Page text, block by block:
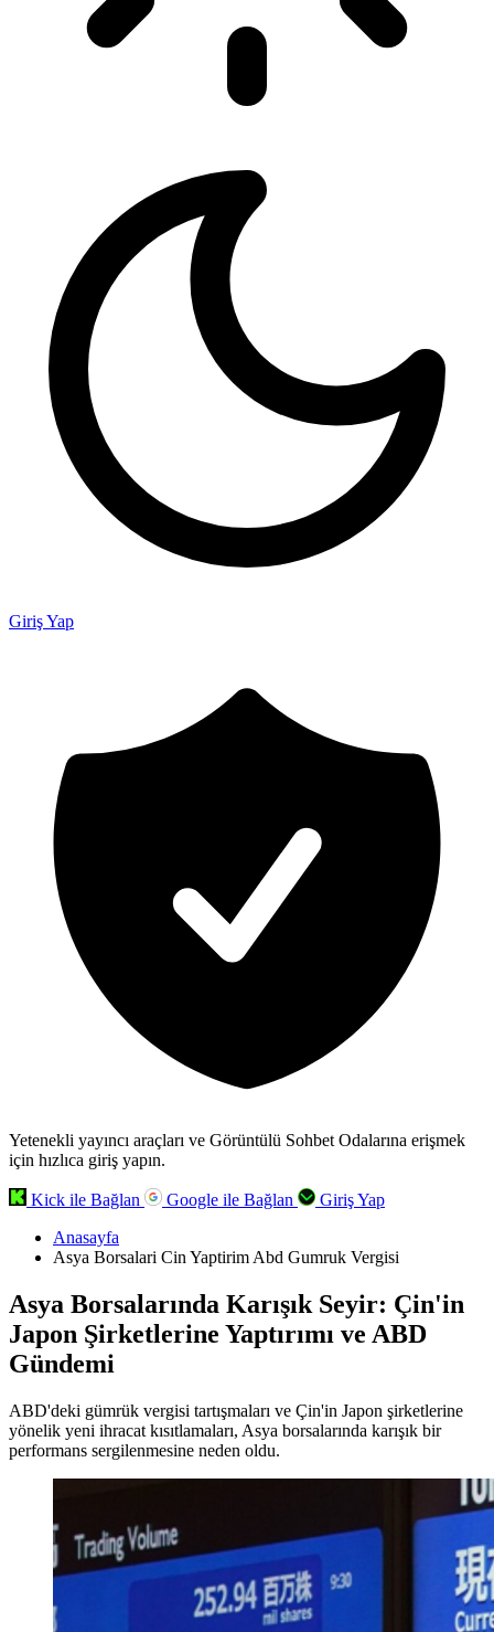
Giriş Yap
Yetenekli yayıncı araçları ve Görüntülü Sohbet Odalarına erişmek
için hızlıca giriş yapın.
Kick ile Bağlan Google ile Bağlan
Giriş Yap
Anasayfa
Asya Borsalari Cin Yaptirim Abd Gumruk Vergisi
Asya Borsalarında Karışık Seyir: Çin'in
Japon Şirketlerine Yaptırımı ve ABD
Gündemi
ABD'deki gümrük vergisi tartışmaları ve Çin'in Japon şirketlerine
yönelik yeni ihracat kısıtlamaları, Asya borsalarında karışık bir
performans sergilenmesine neden oldu.